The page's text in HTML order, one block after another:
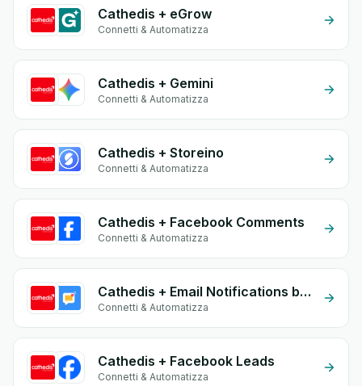
Cathedis + eGrow
Connetti & Automatizza
Cathedis + Gemini
Connetti & Automatizza
Cathedis + Storeino
Connetti & Automatizza
Cathedis + Facebook Comments
Connetti & Automatizza
Cathedis + Email Notifications by eGrow
Connetti & Automatizza
Cathedis + Facebook Leads
Connetti & Automatizza